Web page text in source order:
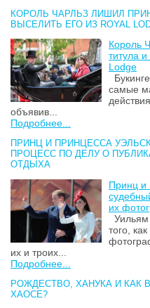
КОРОЛЬ ЧАРЛЬЗ ЛИШИЛ
ВЫСЕЛИТЬ ЕГО ИЗ ROYAL
Король
титула
Lodge
самые
объявив...
Подробнее...
ПРИНЦ И ПРИНЦЕССА
ПРОЦЕСС ПО ДЕЛУ О
ОТДЫХА
Принц и
их
Уильям
того,
их и троих...
Подробнее...
РОЖДЕСТВО, ХАНУКА И КАК
ХАОСЕ?